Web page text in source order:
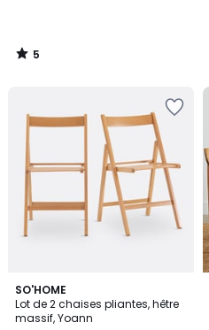
5
/
SO'HOME
Lot de 2 chaises pliantes, hêtre
massif, Yoann
4,6
/ 5
2
Couleurs